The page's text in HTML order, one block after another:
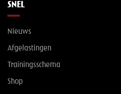
SNEL
Nieuws
Afgelastingen
Trainingsschema
Shop